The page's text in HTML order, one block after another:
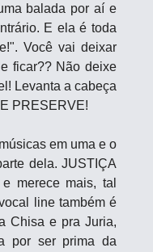
balada por aí e
E ela é toda
Você vai deixar
ficar?? Não deixe
Levanta a cabeça
PRESERVE!
em uma e o
dela. JUSTIÇA
merece mais, tal
line também é
Chisa e pra Juria,
por ser prima da